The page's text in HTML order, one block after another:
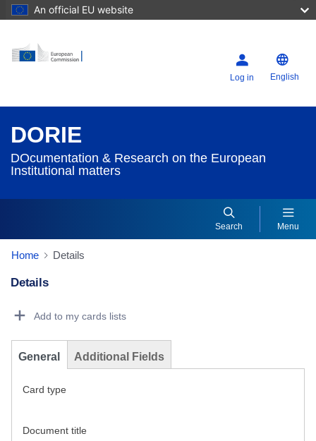
An official EU website
Log in English
DORIE
DOcumentation & Research on the European
Institutional matters
Search Menu
Home Details
Details
Add to my cards lists
General Additional Fields
Card type
Document title